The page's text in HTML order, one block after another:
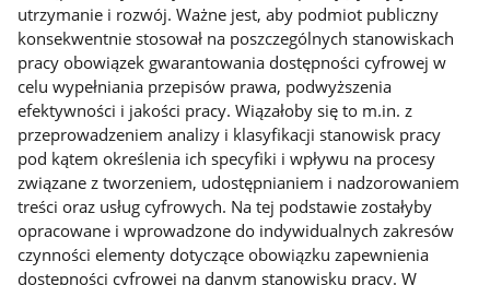
utrzymanie i rozwój. Ważne jest, aby podmiot publiczny
konsekwentnie stosował na poszczególnych stanowiskach
pracy obowiązek gwarantowania dostępności cyfrowej w
celu wypełniania przepisów prawa, podwyższenia
efektywności i jakości pracy. Wiązałoby się to m.in. z
przeprowadzeniem analizy i klasyfikacji stanowisk pracy
pod kątem określenia ich specyfiki i wpływu na procesy
związane z tworzeniem, udostępnianiem i nadzorowaniem
treści oraz usług cyfrowych. Na tej podstawie zostałyby
opracowane i wprowadzone do indywidualnych zakresów
czynności elementy dotyczące obowiązku zapewnienia
dostępności cyfrowej na danym stanowisku pracy. W